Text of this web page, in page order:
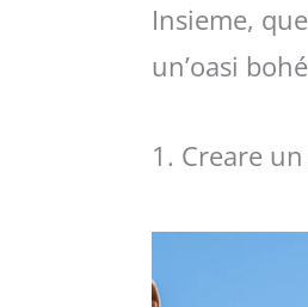
Insieme,
un’oasi
1. Creare